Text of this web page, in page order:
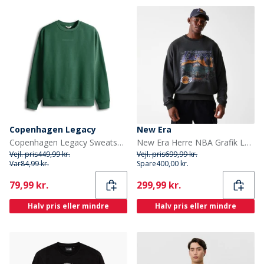
Copenhagen Legacy
Copenhagen Legacy Sweatshirt Grøn
Vejl. pris449,99 kr.
Var84,99 kr.
Current
79,99 kr.
Halv pris eller mindre
New Era
New Era Herre NBA Grafik Los Angeles Lakers Sweatshirt Whg
Vejl. pris699,99 kr.
Spare400,00 kr.
Current
299,99 kr.
Halv pris eller mindre